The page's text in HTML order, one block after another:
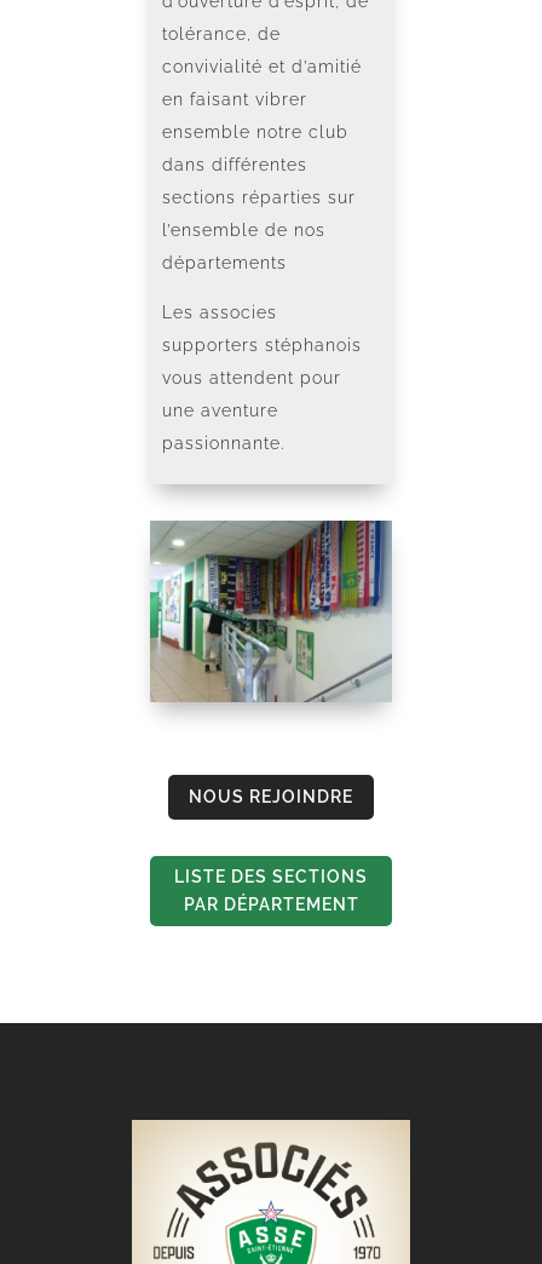
tolérance, de
convivialité et d’amitié
en faisant vibrer
ensemble notre club
dans différentes
sections réparties sur
l’ensemble de nos
départements
Les associes
supporters stéphanois
vous attendent pour
une aventure
passionnante.
NOUS REJOINDRE
LISTE DES SECTIONS
PAR DÉPARTEMENT